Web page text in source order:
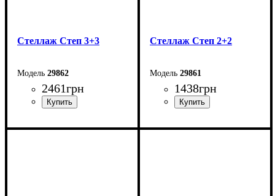
Стеллаж Степ 3+3
29862
2461грн
Ширина: 102,6 см
Стеллаж Степ 2+2
29861
1438грн
Ширина: 69 см